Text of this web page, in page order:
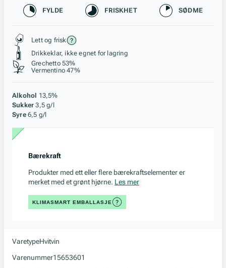
Karakteristikk
FYLDE FRISKHET SØDME
Stil, lagring og råstoff
Lett og frisk
Drikkeklar, ikke egnet for lagring
Grechetto 53%
Vermentino 47%
Alkohol 13,5%
Sukker 3,5 g/l
Syre 6,5 g/l
Bærekraft
Produkter med ett eller flere bærekraftselementer er
merket med et grønt hjørne. Les mer
KLIMASMART EMBALLASJE
VaretypeHvitvin
Varenummer15653601